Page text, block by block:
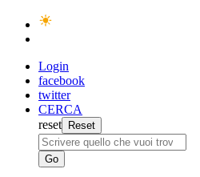
Login
facebook
twitter
CERCA
reset